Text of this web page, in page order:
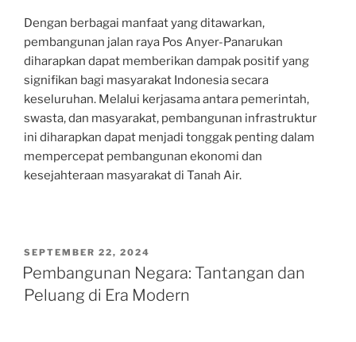
Dengan berbagai manfaat yang ditawarkan,
pembangunan jalan raya Pos Anyer-Panarukan
diharapkan dapat memberikan dampak positif yang
signifikan bagi masyarakat Indonesia secara
keseluruhan. Melalui kerjasama antara pemerintah,
swasta, dan masyarakat, pembangunan infrastruktur
ini diharapkan dapat menjadi tonggak penting dalam
mempercepat pembangunan ekonomi dan
kesejahteraan masyarakat di Tanah Air.
POSTED
ON
SEPTEMBER 22, 2024
Pembangunan Negara: Tantangan dan
Peluang di Era Modern